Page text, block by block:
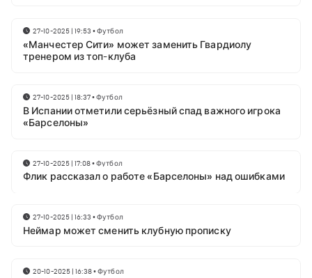
27-10-2025 | 19:53 •Футбол
«Манчестер Сити» может заменить Гвардиолу
тренером из топ-клуба
27-10-2025 | 18:37•Футбол
В Испании отметили серьёзный спад важного игрока
«Барселоны»
27-10-2025 | 17:08•Футбол
Флик рассказал о работе «Барселоны» над ошибками
27-10-2025 | 16:33 •Футбол
Неймар может сменить клубную прописку
20-10-2025 | 16:38•Футбол